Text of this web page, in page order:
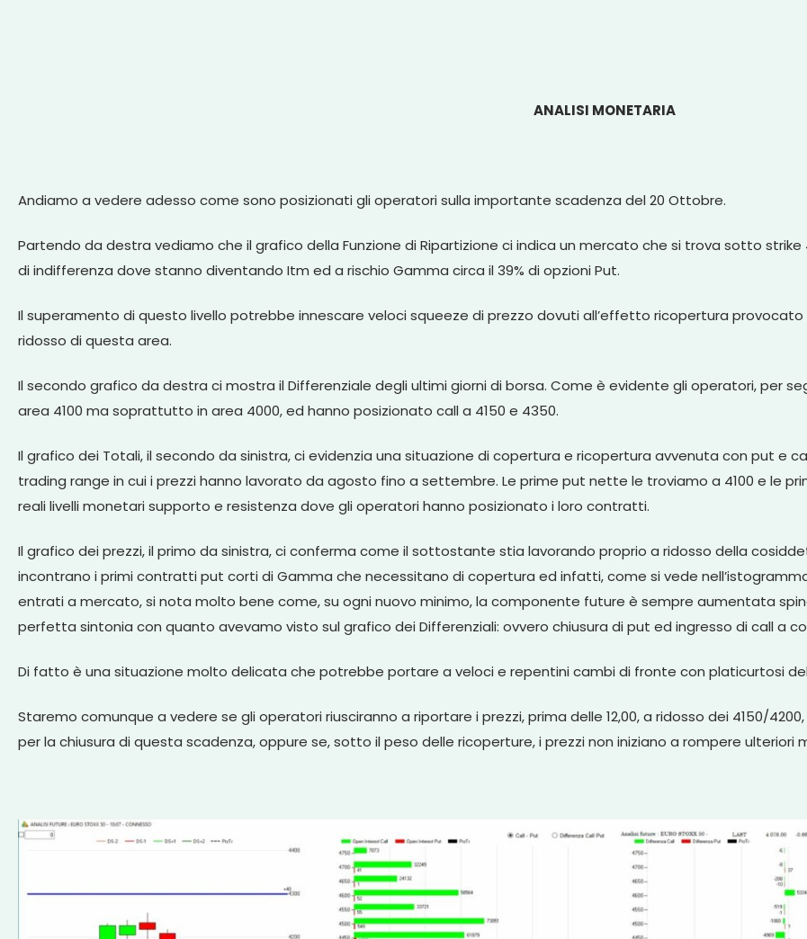
ANALISI MONETARIA
Andiamo a vedere adesso come sono posizionati gli operatori sulla importante scadenza del 20 Ottobre.
Partendo da destra vediamo che il grafico della Funzione di Ripartizione ci indica un mercato che si trova sotto
di indifferenza dove stanno diventando Itm ed a rischio Gamma circa il 39% di opzioni Put.
Il superamento di questo livello potrebbe innescare veloci squeeze di prezzo dovuti all’effetto ricopertura
ridosso di questa area.
Il secondo grafico da destra ci mostra il Differenziale degli ultimi giorni di borsa. Come è evidente gli operatori, per
area 4100 ma soprattutto in area 4000, ed hanno posizionato call a 4150 e 4350.
Il grafico dei Totali, il secondo da sinistra, ci evidenzia una situazione di copertura e ricopertura avvenuta con put e
trading range in cui i prezzi hanno lavorato da agosto fino a settembre. Le prime put nette le troviamo a 4100 e le
reali livelli monetari supporto e resistenza dove gli operatori hanno posizionato i loro contratti.
Il grafico dei prezzi, il primo da sinistra, ci conferma come il sottostante stia lavorando proprio a ridosso della
incontrano i primi contratti put corti di Gamma che necessitano di copertura ed infatti, come si vede
entrati a mercato, si nota molto bene come, su ogni nuovo minimo, la componente future è sempre aumentata
perfetta sintonia con quanto avevamo visto sul grafico dei Differenziali: ovvero chiusura di put ed ingresso di call a
Di fatto è una situazione molto delicata che potrebbe portare a veloci e repentini cambi di fronte con platicurtosi
Staremo comunque a vedere se gli operatori riusciranno a riportare i prezzi, prima delle 12,00, a ridosso dei 4150/
per la chiusura di questa scadenza, oppure se, sotto il peso delle ricoperture, i prezzi non iniziano a rompere ulteriori